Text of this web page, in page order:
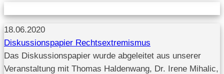
18.06.2020
Diskussionspapier Rechtsextremismus
Das Diskussionspapier wurde abgeleitet aus unserer
Veranstaltung mit Thomas Haldenwang, Dr. Irene Mihalic,